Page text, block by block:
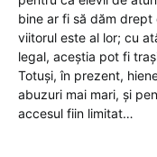
bine ar fi să dăm drept
viitorul este al lor; cu
legal, aceștia pot fi
Totuși, în prezent,
abuzuri mai mari, și
accesul fiin limitat…